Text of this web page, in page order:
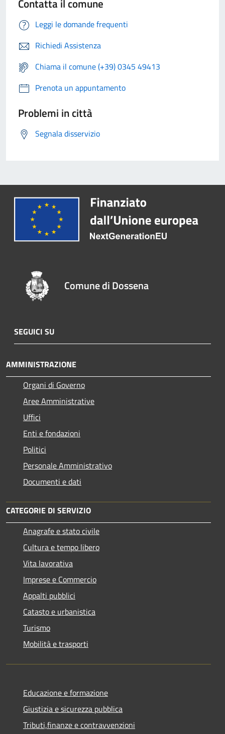
Contatta il comune
Leggi le domande frequenti
Richiedi Assistenza
Chiama il comune (+39) 0345 49413
Prenota un appuntamento
Problemi in città
Segnala disservizio
Comune di Dossena
SEGUICI SU
AMMINISTRAZIONE
Organi di Governo
Aree Amministrative
Uffici
Enti e fondazioni
Politici
Personale Amministrativo
Documenti e dati
CATEGORIE DI SERVIZIO
Anagrafe e stato civile
Cultura e tempo libero
Vita lavorativa
Imprese e Commercio
Appalti pubblici
Catasto e urbanistica
Turismo
Mobilità e trasporti
Educazione e formazione
Giustizia e sicurezza pubblica
Tributi,finanze e contravvenzioni